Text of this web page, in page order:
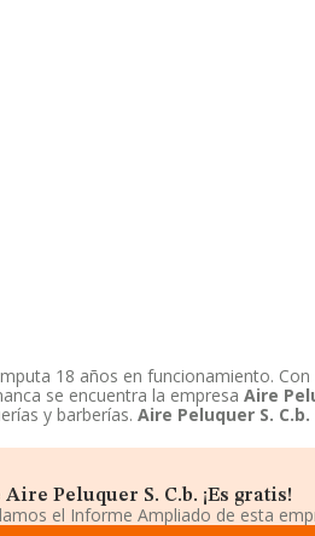
18 años en funcionamiento.
se encuentra la empresa Aire
y barberías. Aire Peluquer S. C.b.
Peluquer S. C.b. ¡Es gratis!
el Informe Ampliado de esta